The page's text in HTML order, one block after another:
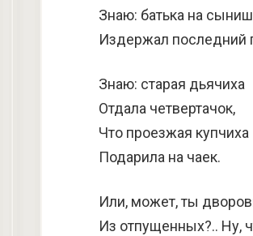
Знаю: батька на
Издержал последний
Знаю: старая дьячиха
Отдала четвертачок,
Что проезжая купчиха
Подарила на чаек.
Или, может, ты
Из отпущенных?.. Ну,